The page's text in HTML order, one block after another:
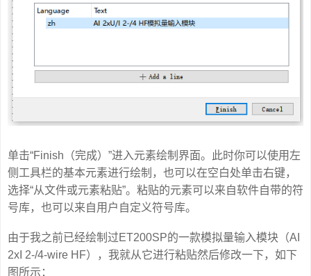
单击“Finish（完成）”进入元素绘制界面。此时你可以使用左
侧工具栏的基本元素进行绘制，也可以在空白处单击右键，
选择“从文件或元素粘贴”。粘贴的元素可以来自软件自带的符
号库，也可以来自用户自定义符号库。
由于我之前已经绘制过ET200SP的一款模拟量输入模块（AI
2xI 2-/4-wire HF），我就从它进行粘贴然后修改一下，如下
图所示：